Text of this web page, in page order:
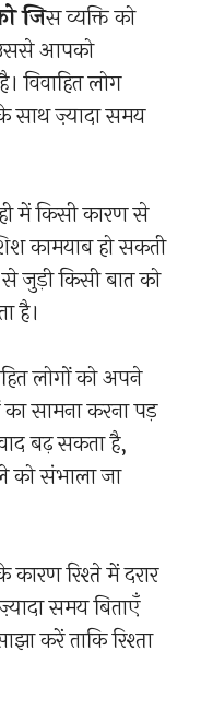
जिस व्यक्ति को
उससे आपको
विवाहित लोग
साथ ज़्यादा समय
में किसी कारण से
कामयाब हो सकती
जुड़ी किसी बात को
है।
लोगों को अपने
सामना करना पड़
बढ़ सकता है,
को संभाला जा
कारण रिश्ते में दरार
समय बिताएँ
करें ताकि रिश्ता